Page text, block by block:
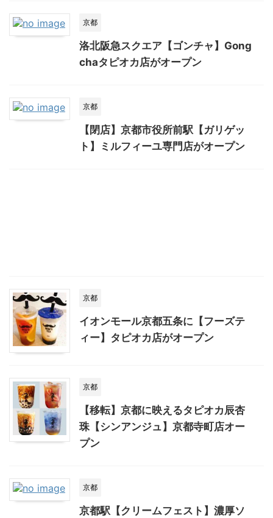
京都
洛北阪急スクエア【ゴンチャ】Gong
chaタピオカ店がオープン
京都
【閉店】京都市役所前駅【ガリゲッ
ト】ミルフィーユ専門店がオープン
京都
イオンモール京都五条に【フーズテ
ィー】タピオカ店がオープン
京都
【移転】京都に映えるタピオカ辰杏
珠【シンアンジュ】京都寺町店オー
プン
京都
京都駅【クリームフェスト】濃厚ソ